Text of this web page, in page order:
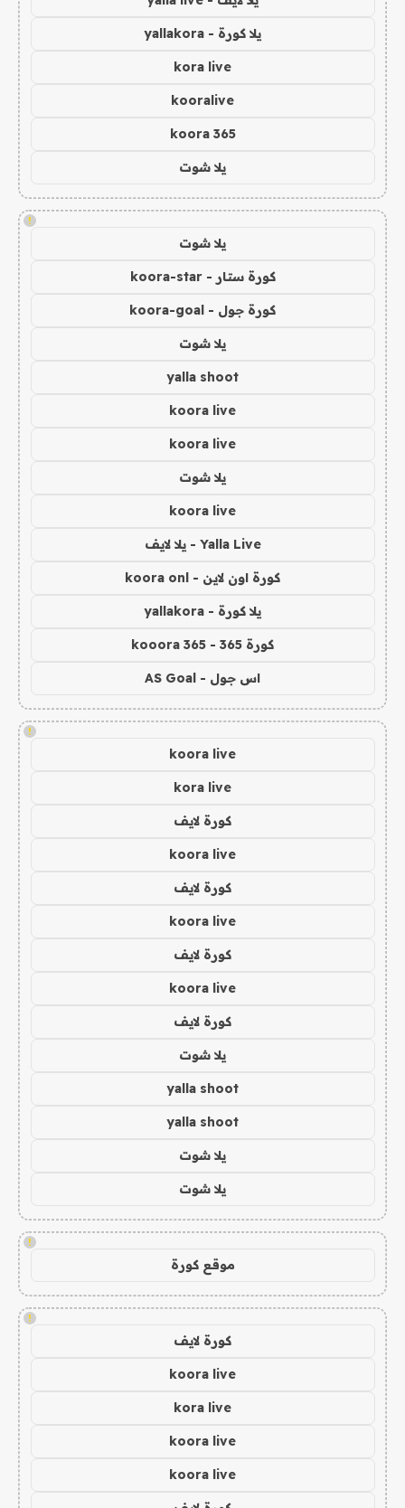
يلا كورة - yallakora
kora live
kooralive
koora 365
يلا شوت
!
يلا شوت
كورة ستار - koora-star
كورة جول - koora-goal
يلا شوت
yalla shoot
koora live
koora live
يلا شوت
koora live
Yalla Live - يلا لايف
كورة اون لاين - koora onl
يلا كورة - yallakora
كورة 365 - kooora 365
اس جول - AS Goal
!
koora live
kora live
كورة لايف
koora live
كورة لايف
koora live
كورة لايف
koora live
كورة لايف
يلا شوت
yalla shoot
yalla shoot
يلا شوت
يلا شوت
!
موقع كورة
!
كورة لايف
koora live
kora live
koora live
koora live